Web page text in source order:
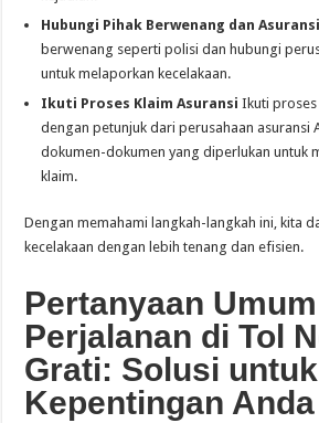
Hubungi Pihak Berwenang dan Asuransi
berwenang seperti polisi dan hubungi
untuk melaporkan kecelakaan.
Ikuti Proses Klaim Asuransi Ikuti proses
dengan petunjuk dari perusahaan asuransi
dokumen-dokumen yang diperlukan untuk
klaim.
Dengan memahami langkah-langkah ini, kita
kecelakaan dengan lebih tenang dan efisien.
Pertanyaan
Perjalanan di Tol
Grati: Solusi untuk
Kepentingan Anda